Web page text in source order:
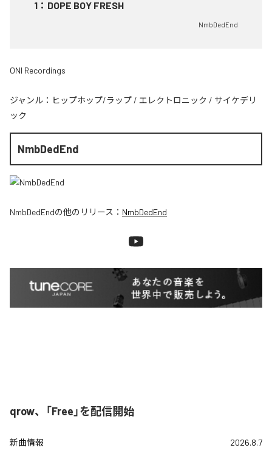
1 ： DOPE BOY FRESH
NmbDedEnd
ONI Recordings
ジャンル： ヒップホップ/ラップ / エレクトロニック / サイケデリ
ック
NmbDedEnd
NmbDedEndの他のリリース： NmbDedEnd
qrow、「Free」を配信開始
新曲情報 2026.8.7